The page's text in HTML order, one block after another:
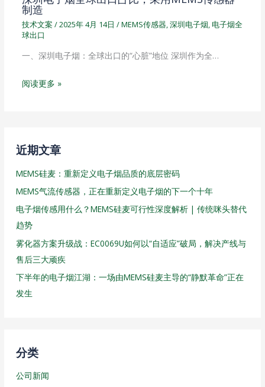
制造
技术文案/2025年 4月 14日 /MEMS传感器,深圳电子烟, 电子烟全
球出口
一、深圳电子烟：全球出口的“心脏”地位 深圳作为全…
阅读更多 »
近期文章
MEMS硅麦：重新定义电子烟品质的底层密码
MEMS气流传感器，正在重新定义电子烟的下一个十年
电子烟传感用什么？MEMS硅麦可行性深度解析 | 传统咪头替代
趋势
雾化器方案升级战：EC0069U如何以“自适应”破局，解决产线与
售后三大顽疾
下半年的电子烟江湖：一场由MEMS硅麦主导的“静默革命”正在
发生
分类
公司新闻